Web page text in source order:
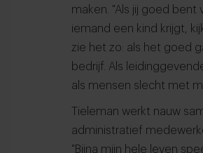
maken. "Als jij goed bent
iemand een kind krijgt,
zie het zo: als het goed
bedrijf. Als
als mensen slecht met
Tieleman werkt nauw
administratief
"Bijna mijn hele leven